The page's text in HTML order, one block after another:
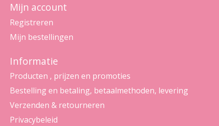
Mijn account
Registreren
Mijn bestellingen
Informatie
Producten , prijzen en promoties
Bestelling en betaling, betaalmethoden, levering
Verzenden & retourneren
Privacybeleid